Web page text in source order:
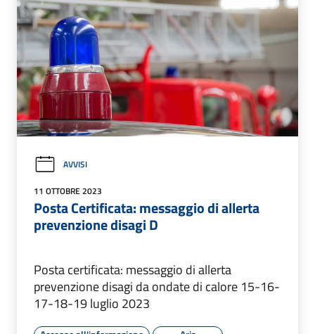
AVVISI
11 OTTOBRE 2023
Posta Certificata: messaggio di allerta
prevenzione disagi D
Posta certificata: messaggio di allerta
prevenzione disagi da ondate di calore 15-16-
17-18-19 luglio 2023